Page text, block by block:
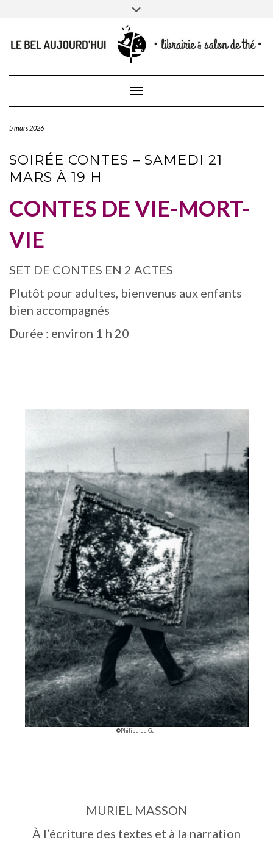
CONTACTEZ-NOUS
Toggle
Toggle Navigation
5 mars 2026
SOIRÉE CONTES – SAMEDI 21
MARS À 19 H
CONTES DE VIE-MORT-
VIE
SET DE CONTES EN 2 ACTES
Plutôt pour adultes, bienvenus aux enfants
bien accompagnés
Durée : environ 1 h 20
©Philipe Le Gall
MURIEL MASSON
À l’écriture des textes et à la narration